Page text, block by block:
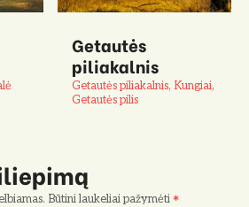
Getautės
piliakalnis
Getautės piliakalnis, Kungiai,
Getautės pilis
Būtini laukeliai pažymėti